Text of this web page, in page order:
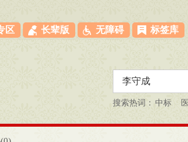
区 长辈版 无障碍 标签库
搜索热词： 中标